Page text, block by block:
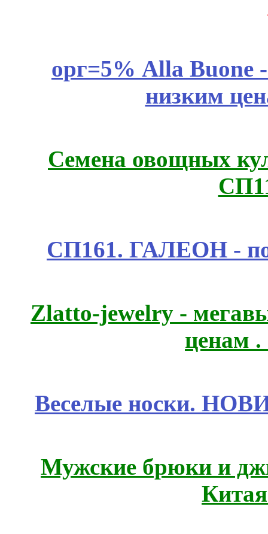
орг=5% Alla Buone
низким
Семена овощных
СП161. ГАЛЕОН -
Zlatto-jewelry -
ценам
Веселые носки.
Мужские брюки и